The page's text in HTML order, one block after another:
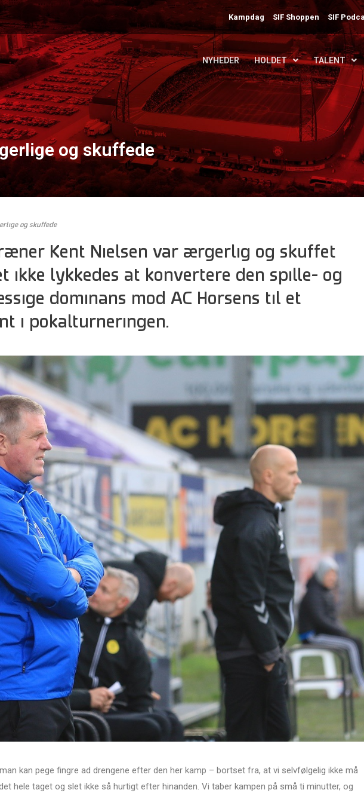
Kampdag SIF Shoppen SIF
NYHEDER HOLDET TALENT
og skuffede
og skuffede
Kent Nielsen var ærgerlig og skuffet
ikke lykkedes at konvertere den spille- og
dominans mod AC Horsens til et
i pokalturneringen.
kan pege fingre ad drengene efter den her kamp – bortset fra, at vi selvfølgelig ikke må
hele taget og slet ikke så hurtigt efter hinanden. Vi taber kampen på små ti minutter, og